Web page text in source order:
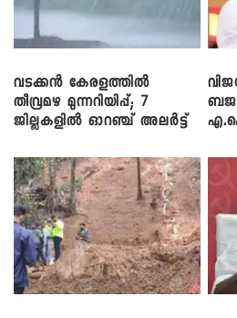
വടക്കൻ കേരളത്തിൽ
തീവ്രമഴ മുന്നറിയിപ്പ്; 7
ജില്ലകളിൽ ഓറഞ്ച് അലർട്ട്